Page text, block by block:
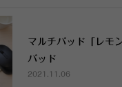
マルチパッド「レモ
パッド
2021.11.06